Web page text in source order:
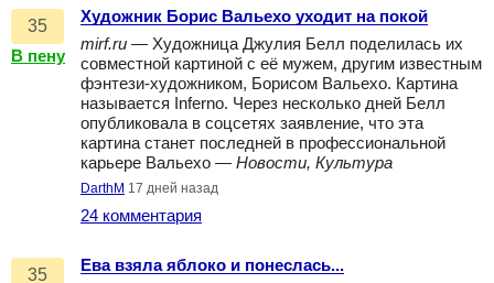
35
В пену
Художник Борис Вальехо уходит на покой
mirf.ru — Художница Джулия Белл поделилась их
совместной картиной с её мужем, другим известным
фэнтези-художником, Борисом Вальехо. Картина
называется Inferno. Через несколько дней Белл
опубликовала в соцсетях заявление, что эта
картина станет последней в профессиональной
карьере Вальехо — Новости, Культура
DarthM 17 дней назад
24 комментария
35
Ева взяла яблоко и понеслась...